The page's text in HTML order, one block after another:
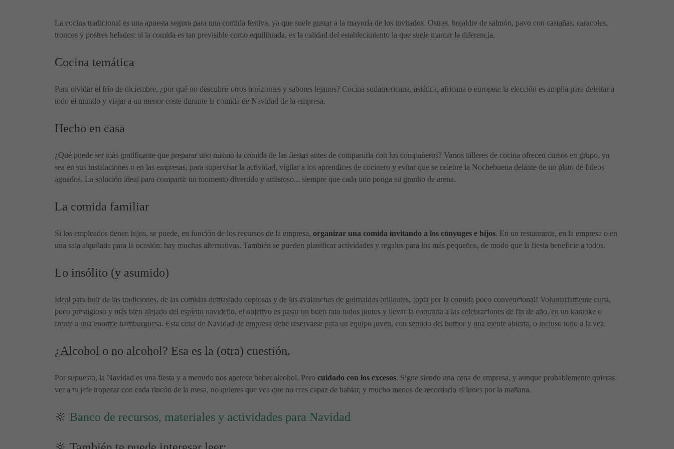
La cocina tradicional es una apuesta segura para una comida festiva, ya que suele gustar a la mayoría de los invitados. Ostras, hojaldre de salmón, pavo con castañas, caracoles,
troncos y postres helados: si la comida es tan previsible como equilibrada, es la calidad del establecimiento la que suele marcar la diferencia.
Cocina temática
Para olvidar el frío de diciembre, ¿por qué no descubrir otros horizontes y sabores lejanos? Cocina sudamericana, asiática, africana o europea: la elección es amplia para deleitar a
todo el mundo y viajar a un menor coste durante la comida de Navidad de la empresa.
Hecho en casa
¿Qué puede ser más gratificante que preparar uno mismo la comida de las fiestas antes de compartirla con los compañeros? Varios talleres de cocina ofrecen cursos en grupo, ya
sea en sus instalaciones o en las empresas, para supervisar la actividad, vigilar a los aprendices de cocinero y evitar que se celebre la Nochebuena delante de un plato de fideos
aguados. La solución ideal para compartir un momento divertido y amistoso... siempre que cada uno ponga su granito de arena.
La comida familiar
Si los empleados tienen hijos, se puede, en función de los recursos de la empresa, organizar una comida invitando a los cónyuges e hijos. En un restaurante, en la empresa o en
una sala alquilada para la ocasión: hay muchas alternativas. También se pueden planificar actividades y regalos para los más pequeños, de modo que la fiesta beneficie a todos.
Lo insólito (y asumido)
Ideal para huir de las tradiciones, de las comidas demasiado copiosas y de las avalanchas de guirnaldas brillantes, ¡opta por la comida poco convencional! Voluntariamente cursi,
poco prestigioso y más bien alejado del espíritu navideño, el objetivo es pasar un buen rato todos juntos y llevar la contraria a las celebraciones de fin de año, en un karaoke o
frente a una enorme hamburguesa. Esta cena de Navidad de empresa debe reservarse para un equipo joven, con sentido del humor y una mente abierta, o incluso todo a la vez.
¿Alcohol o no alcohol? Esa es la (otra) cuestión.
Por supuesto, la Navidad es una fiesta y a menudo nos apetece beber alcohol. Pero cuidado con los excesos. Sigue siendo una cena de empresa, y aunque probablemente quieras
ver a tu jefe tropezar con cada rincón de la mesa, no quieres que vea que no eres capaz de hablar, y mucho menos de recordarlo el lunes por la mañana.
🔆 Banco de recursos, materiales y actividades para Navidad